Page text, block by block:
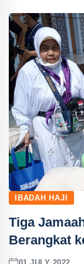
IBADAH HAJI
Tiga
Berangkat